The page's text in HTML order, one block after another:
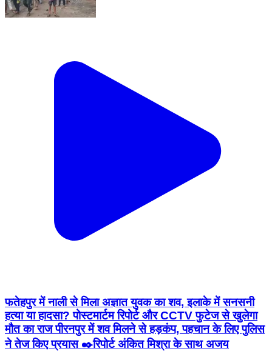
फतेहपुर में नाली से मिला अज्ञात युवक का शव, इलाके में सनसनी
हत्या या हादसा? पोस्टमार्टम रिपोर्ट और CCTV फुटेज से खुलेगा
मौत का राज पीरनपुर में शव मिलने से हड़कंप, पहचान के लिए पुलिस
ने तेज किए प्रयास ✒️रिपोर्ट अंकित मिश्रा के साथ अजय